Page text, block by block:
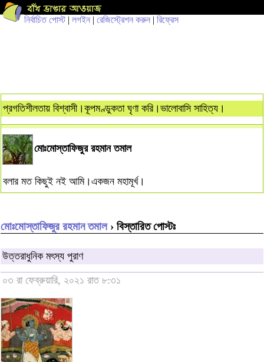
নির্বাচিত পোস্ট| লগইন | রেজিস্ট্রেশন করুন | রিফ্রেস
প্রগতিশীলতায় বিশ্বাসী।কূপমণ্ডুকতা ঘৃণা করি।ভালোবাসি সাহিত্য।
মোঃমোস্তাফিজুর রহমান তমাল
বলার মত কিছুই নই আমি।একজন মহামূর্খ।
মোঃমোস্তাফিজুর রহমান তমাল› বিস্তারিত পোস্টঃ
উত্তরাধুনিক মৎস্য পুরাণ
০৩ রা ফেব্রুয়ারি, ২০২১ রাত ৮:৩১